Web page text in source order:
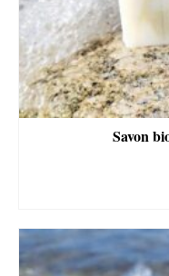
Savon